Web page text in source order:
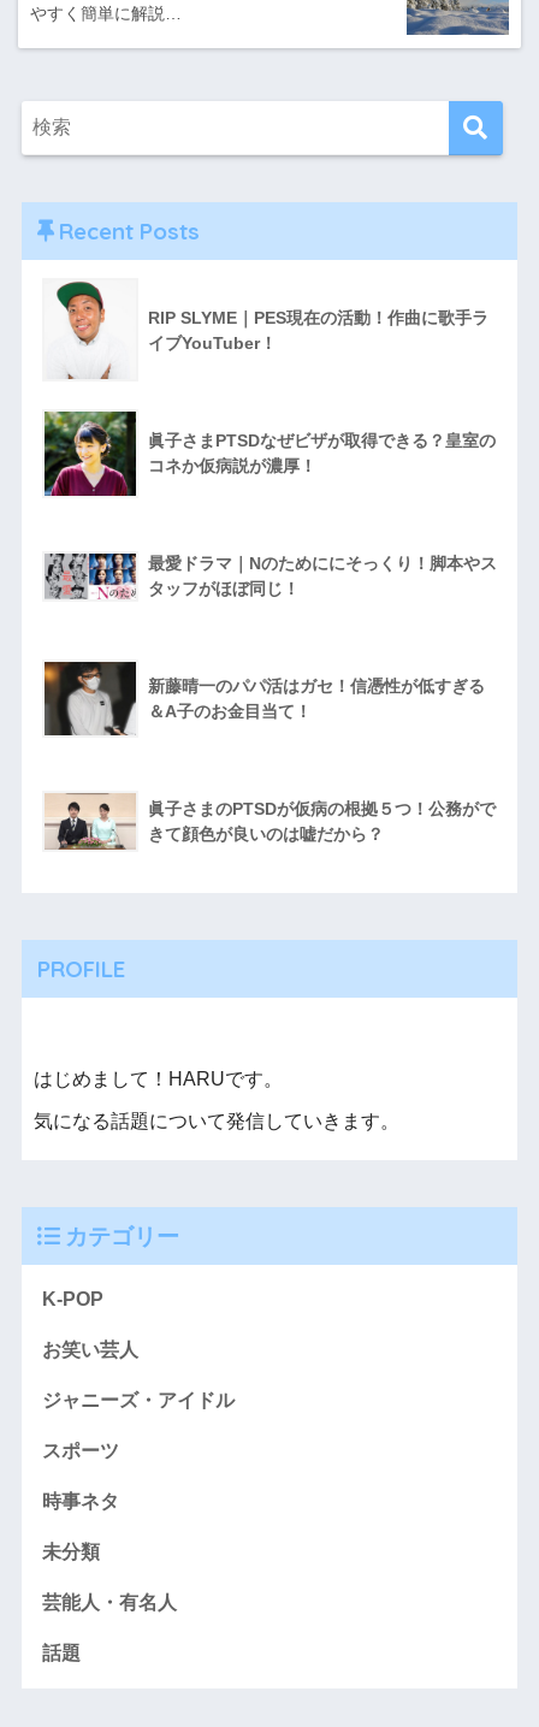
やすく簡単に解説…
Recent Posts
RIP SLYME｜PES現在の活動！作曲に歌手ラ
イブYouTuber！
眞子さまPTSDなぜビザが取得できる？皇室の
コネか仮病説が濃厚！
最愛ドラマ｜Nのためににそっくり！脚本やス
タッフがほぼ同じ！
新藤晴一のパパ活はガセ！信憑性が低すぎる
＆A子のお金目当て！
眞子さまのPTSDが仮病の根拠５つ！公務がで
きて顔色が良いのは嘘だから？
PROFILE
はじめまして！HARUです。
気になる話題について発信していきます。
カテゴリー
K-POP
お笑い芸人
ジャニーズ・アイドル
スポーツ
時事ネタ
未分類
芸能人・有名人
話題